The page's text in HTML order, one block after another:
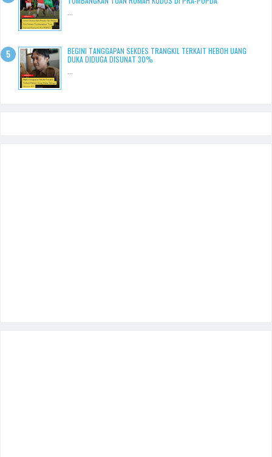
BEGINI TANGGAPAN SEKDES TRANGKIL TERKAIT HEBOH UANG
DUKA DIDUGA DISUNAT 30%